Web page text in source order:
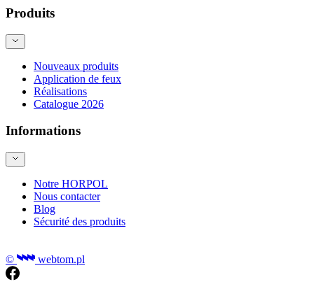
Produits
Nouveaux produits
Application de feux
Réalisations
Catalogue 2026
Informations
Notre HORPOL
Nous contacter
Blog
Sécurité des produits
© webtom.pl